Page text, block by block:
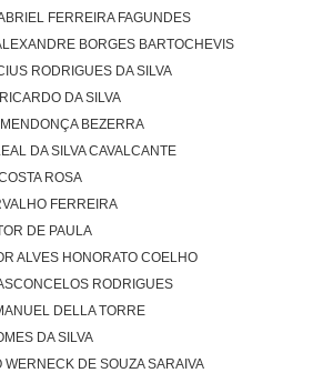
FERREIRA FAGUNDES
BORGES BARTOCHEVIS
RODRIGUES DA SILVA
DA SILVA
BEZERRA
DA SILVA CAVALCANTE
ROSA
FERREIRA
DE PAULA
ALVES HONORATO COELHO
RODRIGUES
DELLA TORRE
DA SILVA
WERNECK DE SOUZA SARAIVA